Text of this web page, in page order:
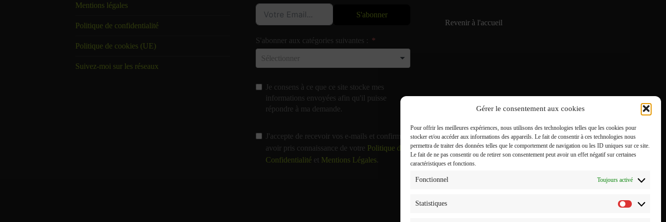
Gérer le consentement aux cookies
Pour offrir les meilleures expériences, nous utilisons des technologies telles que les cookies pour
stocker et/ou accéder aux informations des appareils. Le fait de consentir à ces technologies nous
permettra de traiter des données telles que le comportement de navigation ou les ID uniques sur ce site.
Le fait de ne pas consentir ou de retirer son consentement peut avoir un effet négatif sur certaines
caractéristiques et fonctions.
Fonctionnel Toujours activé
Statistiques
Mentions légales
Politique de confidentialité
Politique de cookies (UE)
Suivez-moi sur les réseaux
S'abonner
S'abonner aux catégories suivantes :
Je consens à ce que ce site stocke mes
informations envoyées afin qu'il puisse
répondre à ma demande.
J'accepte de recevoir vos e-mails et confirme
avoir pris connaissance de votre Politique de
Confidentialité et Mentions Légales
Revenir à l'accueil